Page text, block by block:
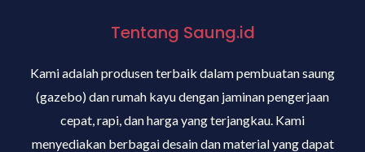
Tentang Saung.id
Kami adalah produsen terbaik dalam pembuatan saung
(gazebo) dan rumah kayu dengan jaminan pengerjaan
cepat, rapi, dan harga yang terjangkau. Kami
menyediakan berbagai desain dan material yang dapat